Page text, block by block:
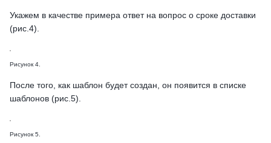
Укажем в качестве примера ответ на вопрос о сроке доставки
(рис.4).
Рисунок 4.
После того, как шаблон будет создан, он появится в списке
шаблонов (рис.5).
Рисунок 5.